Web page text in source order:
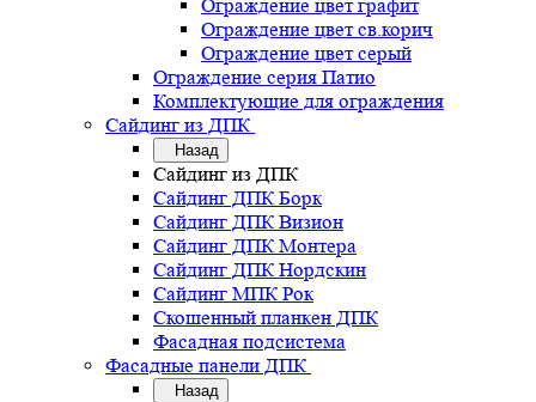
Ограждение цвет графит
Ограждение цвет св.корич
Ограждение цвет серый
Ограждение серия Патио
Комплектующие для ограждения
Сайдинг из ДПК
Назад
Сайдинг из ДПК
Сайдинг ДПК Борк
Сайдинг ДПК Визион
Сайдинг ДПК Монтера
Сайдинг ДПК Нордскин
Сайдинг МПК Рок
Скошенный планкен ДПК
Фасадная подсистема
Фасадные панели ДПК
Назад